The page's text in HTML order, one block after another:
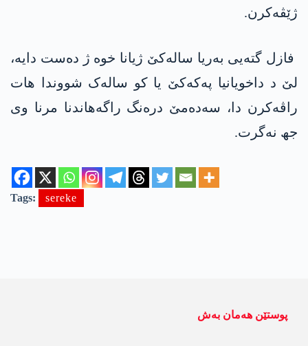
ژێڤەکرن.
فازل گتەیی بەریا سالەکێ ژیانا خوە ژ دەست دایە،
لێ د داخویانیا پەکەکێ یا کو سالەک شووندا ھات
راڤەکرن دا، سەدەمێ درەنگ راگەهاندنا مرنا وی
جھ نەگرت.
Tags: sereke
پوستێن ھەمان بەش